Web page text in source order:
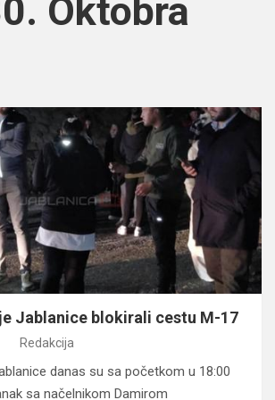
Oktobra
Jablanice blokirali cestu M-17
Redakcija
danas su sa početkom u 18:00
sa načelnikom Damirom